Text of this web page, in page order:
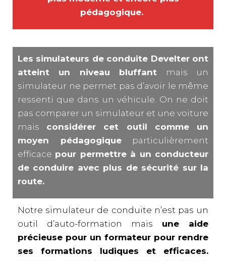
pédagogique.
Les simulateurs de conduite Develter ont
atteint un niveau bluffant mais un
simulateur ne permet pas d’avoir le même
ressenti que dans un véhicule. On ne doit
pas comparer un simulateur et une voiture
mais considérer cet outil comme un
moyen pédagogiqueparticulièrement
efficace pour permettre à un conducteur
de conduire avec plus de sécurité sur la
route.
Notre simulateur de conduite n’est pas un
outil d’auto-formation mais une aide
précieuse pour un formateur pour rendre
ses formations ludiques et efficaces.